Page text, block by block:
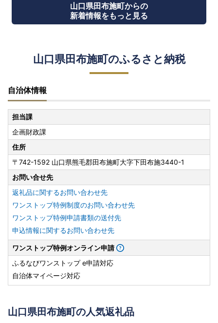
山口県田布施町からの
新着情報をもっと見る
山口県田布施町のふるさと納税
自治体情報
担当課
企画財政課
住所
〒742-1592 山口県熊毛郡田布施町大字下田布施3440-1
お問い合せ先
返礼品に関するお問い合わせ先
ワンストップ特例制度のお問い合わせ先
ワンストップ特例申請書類の送付先
申込情報に関するお問い合わせ先
ワンストップ特例オンライン申請
ふるなびワンストップ e申請対応
自治体マイページ対応
山口県田布施町の人気返礼品